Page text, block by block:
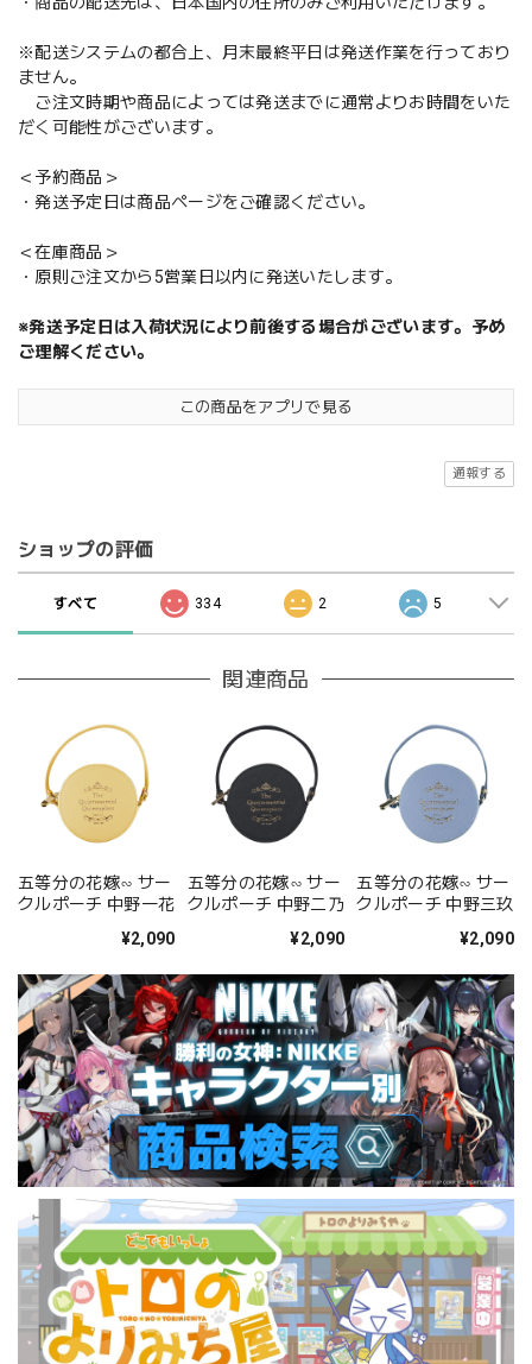
※配送システムの都合上、月末最終平日は発送作業を行っており
ません。
ご注文時期や商品によっては発送までに通常よりお時間をいた
だく可能性がございます。
＜予約商品＞
・発送予定日は商品ページをご確認ください。
＜在庫商品＞
・原則ご注文から5営業日以内に発送いたします。
※発送予定日は入荷状況により前後する場合がございます。予め
ご理解ください。
この商品をアプリで見る
通報する
ショップの評価
すべて 334 2 5
関連商品
五等分の花嫁∽ サー
クルポーチ 中野一花
¥2,090
五等分の花嫁∽ サー
クルポーチ 中野二乃
¥2,090
五等分の花嫁∽ サー
クルポーチ 中野三玖
¥2,090